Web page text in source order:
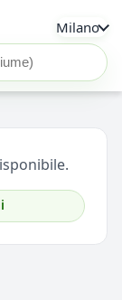
Milano